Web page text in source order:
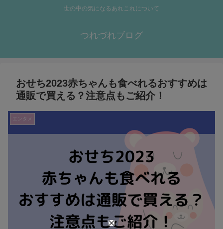
世の中の気になるあれこれについて
つれづれブログ
おせち2023赤ちゃんも食べれるおすすめは
通販で買える？注意点もご紹介！
エンタメ